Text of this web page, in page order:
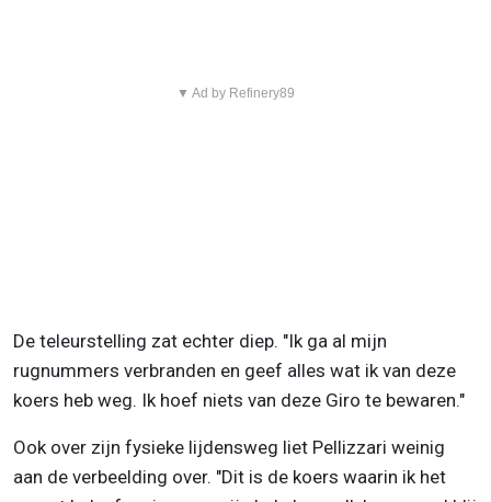
▼ Ad by Refinery89
De teleurstelling zat echter diep. "Ik ga al mijn
rugnummers verbranden en geef alles wat ik van deze
koers heb weg. Ik hoef niets van deze Giro te bewaren."
Ook over zijn fysieke lijdensweg liet Pellizzari weinig
aan de verbeelding over. "Dit is de koers waarin ik het